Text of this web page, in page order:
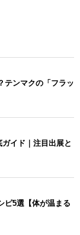
テンマクの「フラッ
イド｜注目出展と
ピ5選【体が温まる